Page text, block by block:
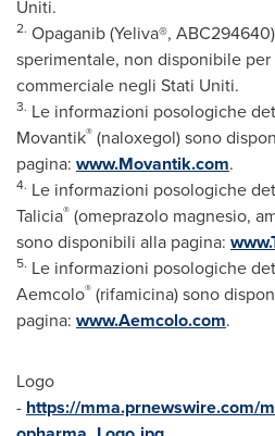
Uniti.
2. Opaganib (Yeliva®,
sperimentale, non disponibile
commerciale negli Stati Uniti.
3. Le informazioni posologiche
Movantik® (naloxegol) sono
pagina: www.Movantik.com.
4. Le informazioni posologiche
Talicia® (omeprazolo magnesio,
sono disponibili alla pagina:
5. Le informazioni posologiche
Aemcolo® (rifamicina) sono
pagina: www.Aemcolo.com.
Logo
- https://mma.prnewswire.com/